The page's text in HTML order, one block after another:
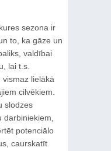
sezona ir
to, ka gāze un
valdībai
lai t.s.
vismaz lielākā
cilvēkiem.
slodzes
darbiniekiem,
potenciālo
caurskatīt